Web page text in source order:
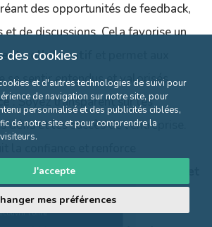
des cookies
et d'autres technologies de suivi pour
de navigation sur notre site, pour
personnalisé et des publicités ciblées,
de notre site et pour comprendre la
J'accepte
mes préférences
des opportunités de feedback,
et de discussions. Cela favorise un
collaboratif
se sentir entendus et valorisés.
: Soyez transparent sur les
défis et les succès de l’entreprise.
des employés envers
de l’organisation.
ici pour
l'offre